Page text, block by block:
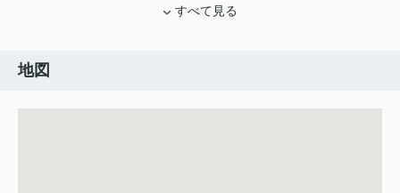
すべて見る
地図